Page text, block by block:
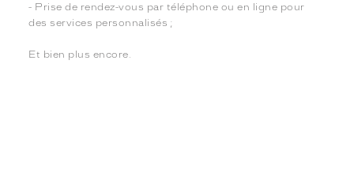
- Prise de rendez-vous par téléphone ou en ligne pour
des services personnalisés ;
Et bien plus encore.